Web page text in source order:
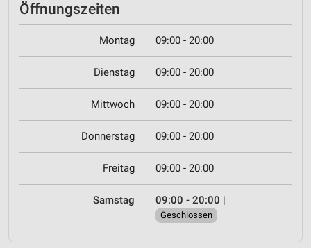
Öffnungszeiten
Montag 09:00 - 20:00
Dienstag 09:00 - 20:00
Mittwoch 09:00 - 20:00
Donnerstag 09:00 - 20:00
Freitag 09:00 - 20:00
Samstag 09:00 - 20:00 |
Geschlossen